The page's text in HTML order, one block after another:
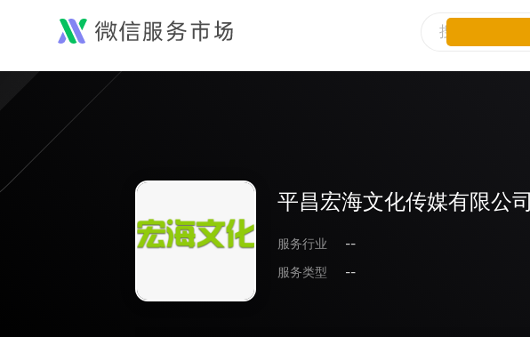
平昌宏海文化传媒有限公司
服务行业
--
服务类型
--